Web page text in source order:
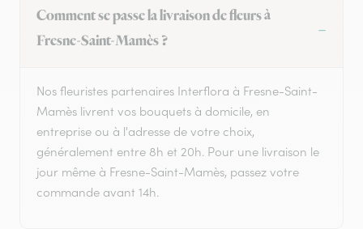
Comment se passe la livraison de fleurs à
Fresne-Saint-Mamès ?
Nos fleuristes partenaires Interflora à Fresne-Saint-
Mamès livrent vos bouquets à domicile, en
entreprise ou à l'adresse de votre choix,
généralement entre 8h et 20h. Pour une livraison le
jour même à Fresne-Saint-Mamès, passez votre
commande avant 14h.